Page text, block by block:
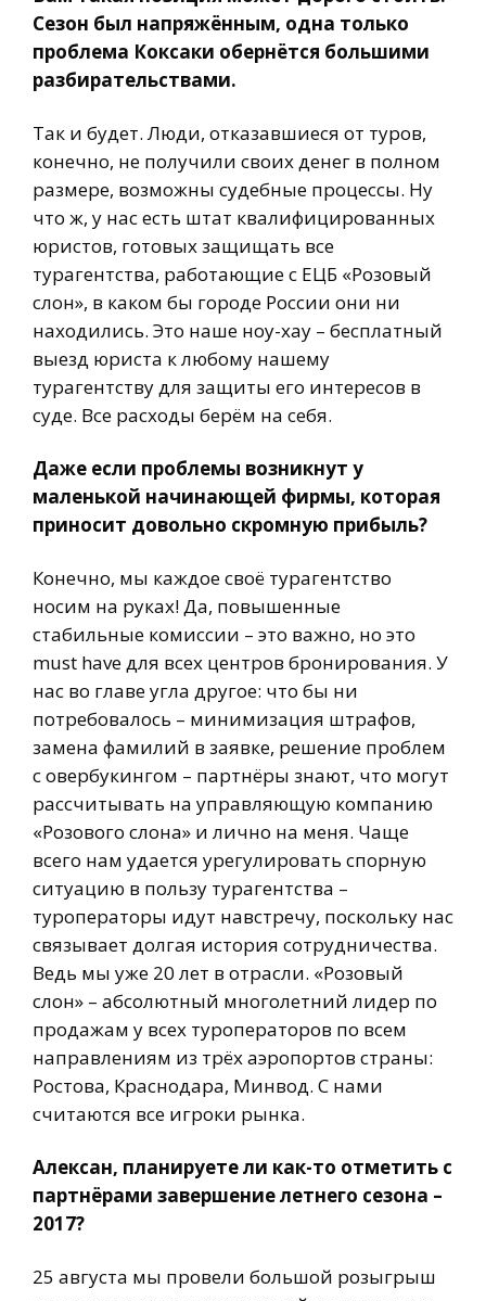
Сезон был напряжённым, одна только
проблема Коксаки обернётся большими
разбирательствами.
Так и будет. Люди, отказавшиеся от туров,
конечно, не получили своих денег в полном
размере, возможны судебные процессы. Ну
что ж, у нас есть штат квалифицированных
юристов, готовых защищать все
турагентства, работающие с ЕЦБ «Розовый
слон», в каком бы городе России они ни
находились. Это наше ноу-хау – бесплатный
выезд юриста к любому нашему
турагентству для защиты его интересов в
суде. Все расходы берём на себя.
Даже если проблемы возникнут у
маленькой начинающей фирмы, которая
приносит довольно скромную прибыль?
Конечно, мы каждое своё турагентство
носим на руках! Да, повышенные
стабильные комиссии – это важно, но это
must have для всех центров бронирования. У
нас во главе угла другое: что бы ни
потребовалось – минимизация штрафов,
замена фамилий в заявке, решение проблем
с овербукингом – партнёры знают, что могут
рассчитывать на управляющую компанию
«Розового слона» и лично на меня. Чаще
всего нам удается урегулировать спорную
ситуацию в пользу турагентства –
туроператоры идут навстречу, поскольку нас
связывает долгая история сотрудничества.
Ведь мы уже 20 лет в отрасли. «Розовый
слон» – абсолютный многолетний лидер по
продажам у всех туроператоров по всем
направлениям из трёх аэропортов страны:
Ростова, Краснодара, Минвод. С нами
считаются все игроки рынка.
Алексан, планируете ли как-то отметить с
партнёрами завершение летнего сезона –
2017?
25 августа мы провели большой розыгрыш